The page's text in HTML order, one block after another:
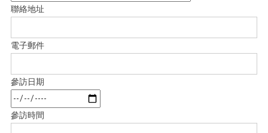
聯絡地址
電子郵件
參訪日期
參訪時間